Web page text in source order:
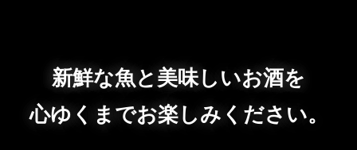
新鮮な魚と美味しいお酒を
心ゆくまでお楽しみください。